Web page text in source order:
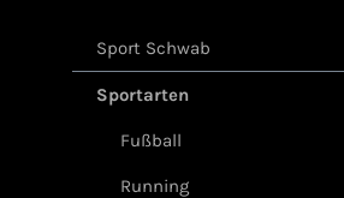
Sport Schwab
Sportarten
Fußball
Running